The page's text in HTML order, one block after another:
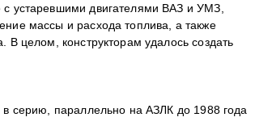
устаревшими двигателями ВАЗ и УМЗ,
массы и расхода топлива, а также
В целом, конструкторам удалось создать
серию, параллельно на АЗЛК до 1988 года